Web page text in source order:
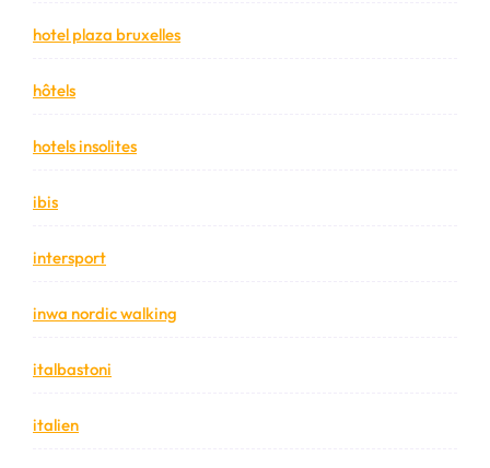
hotel plaza bruxelles
hôtels
hotels insolites
ibis
intersport
inwa nordic walking
italbastoni
italien